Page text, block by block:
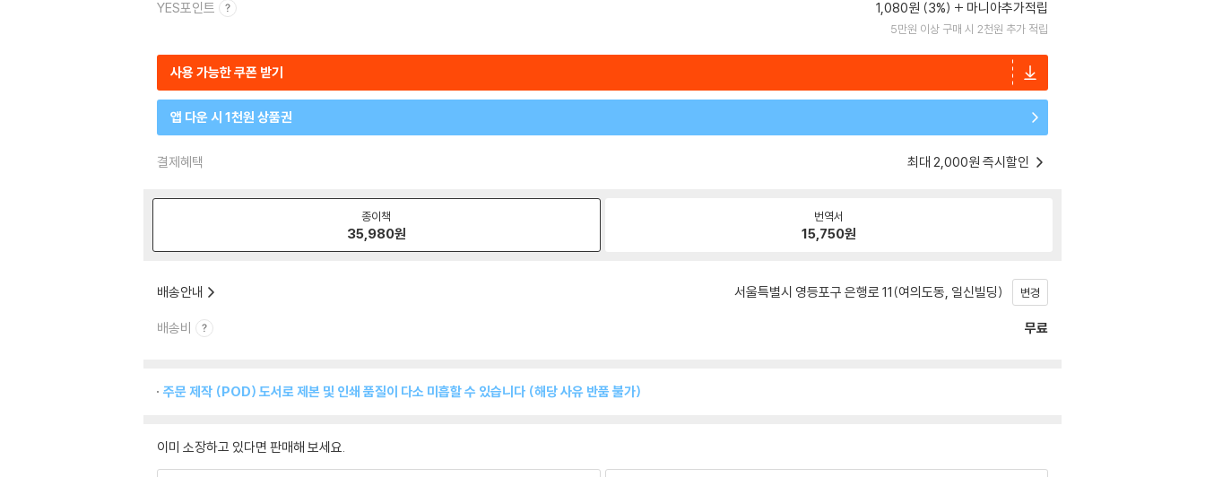
YES포인트 1,080원 (3%) 마니아추가적립
5만원 이상 구매 시 2천원 추가 적립
사용 가능한 쿠폰 받기
앱 다운 시 1천원 상품권
결제혜택 최대 2,000원 즉시할인
종이책
35,980원
번역서
15,750원
배송안내 서울특별시 영등포구 은행로 11(여의도동, 일신빌딩) 변경
배송비 무료
주문 제작 (POD) 도서로 제본 및 인쇄 품질이 다소 미흡할 수 있습니다 (해당 사유 반품 불가)
이미 소장하고 있다면 판매해 보세요.